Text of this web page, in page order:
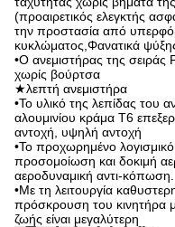
(προαιρετικός ελεγκτής
την προστασία από
κυκλώματος,Φανατικά
•Ο ανεμιστήρας της σειράς
χωρίς βούρτσα
★λεπτή ανεμιστήρα
•Το υλικό της λεπίδας του
αλουμινίου κράμα T6
αντοχή, υψηλή αντοχή
•Το προχωρημένο
προσομοίωση και δοκιμή
αεροδυναμική αντι-κόπωση.
•Με τη λειτουργία
πρόσκρουση του κινητήρα
ζωής είναι μεγαλύτερη